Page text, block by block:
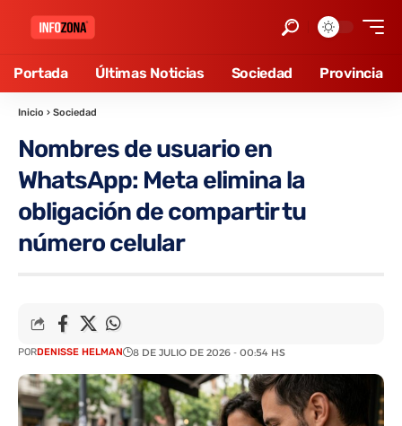
Portada Últimas Noticias Sociedad Provincia
Inicio › Sociedad
Nombres de usuario en
WhatsApp: Meta elimina la
obligación de compartir tu
número celular
PORDENISSE HELMAN 8 DE JULIO DE 2026 - 00:54 HS